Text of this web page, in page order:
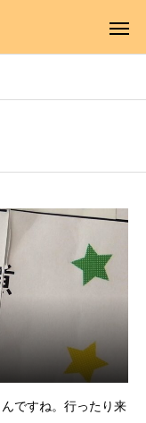
ですね。行ったり来